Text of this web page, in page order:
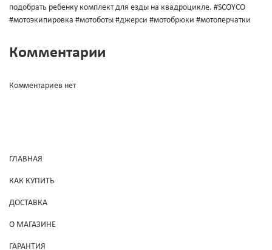
подобрать ребенку комплект для езды на квадроцикле. #SCOYCO
#мотоэкипировка #мотоботы #джерси #мотобрюки #мотоперчатки
Комментарии
Комментариев нет
ГЛАВНАЯ
КАК КУПИТЬ
ДОСТАВКА
О МАГАЗИНЕ
ГАРАНТИЯ